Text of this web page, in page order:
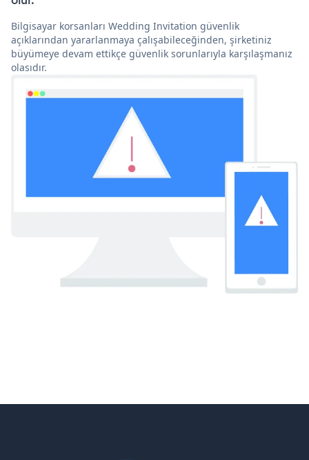
Bilgisayar korsanları Wedding Invitation güvenlik
açıklarından yararlanmaya çalışabileceğinden, şirketiniz
büyümeye devam ettikçe güvenlik sorunlarıyla karşılaşmanız
olasıdır.